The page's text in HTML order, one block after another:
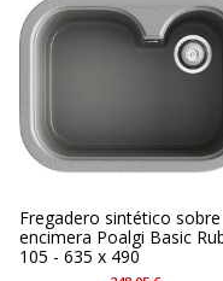
Fregadero sintético sobre
encimera Poalgi Basic
105 - 635 x 490